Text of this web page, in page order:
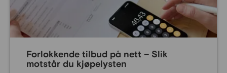
du kan gjøre små (og store) endringer –
uten at det svir i lommeboka.
Forlokkende tilbud på nett – Slik
motstår du kjøpelysten